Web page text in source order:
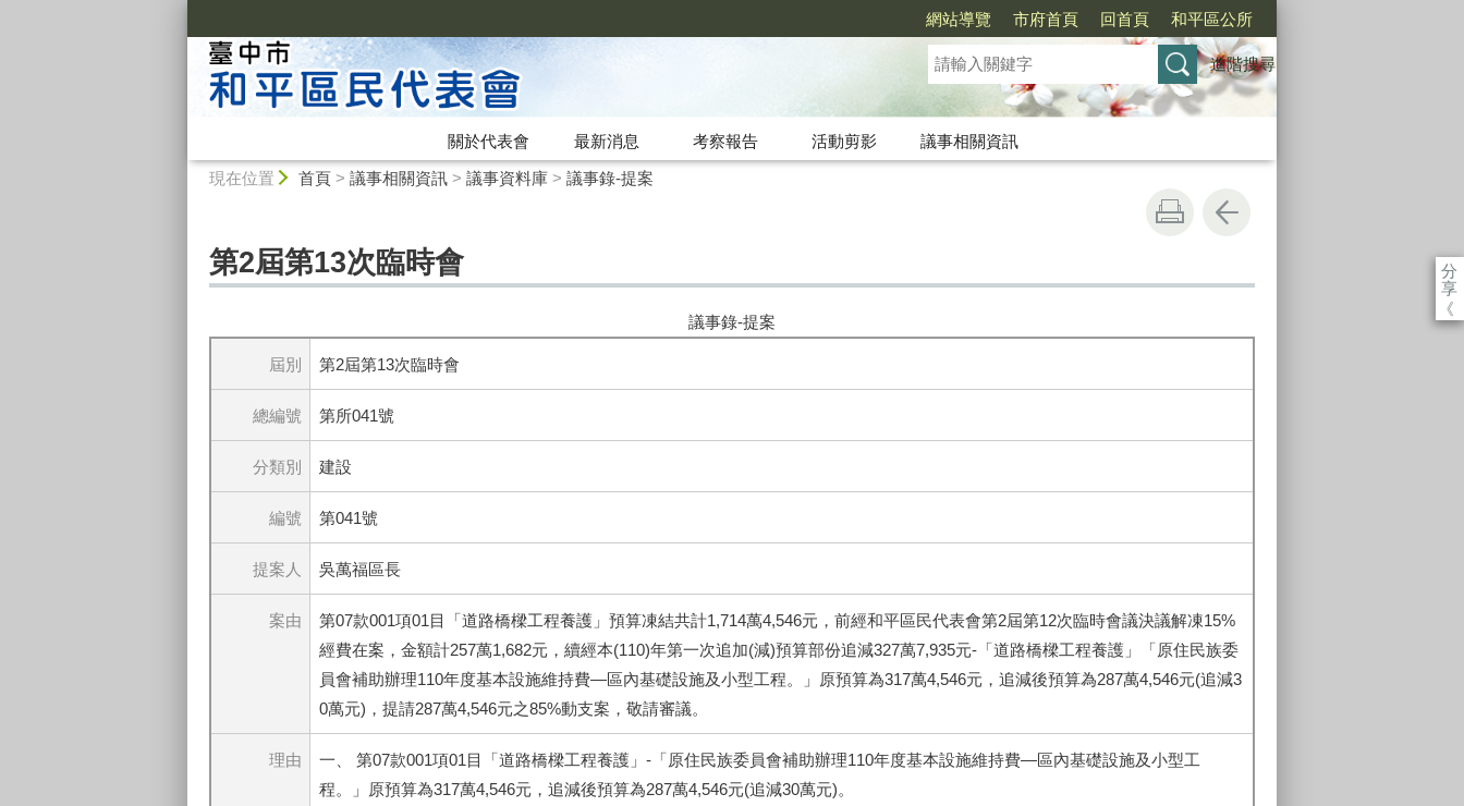
網站導覽 市府首頁 回首頁 和平區公所
進階搜尋
關於代表會 最新消息 考察報告 活動剪影
議事相關資訊
現在位置 首頁> 議事相關資訊> 議事資料庫> 議事錄-提案
分
享
《
第2屆第13次臨時會
議事錄-提案
屆別 第2屆第13次臨時會
總編號 第所041號
分類別 建設
編號 第041號
提案人 吳萬福區長
案由
第07款001項01目「道路橋樑工程養護」預算凍結共計1,714萬4,546元，前經和平區民代表會第2屆第12次臨時會議決議解凍15%
經費在案，金額計257萬1,682元，續經本(110)年第一次追加(減)預算部份追減327萬7,935元-「道路橋樑工程養護」「原住民族委
員會補助辦理110年度基本設施維持費—區內基礎設施及小型工程。」原預算為317萬4,546元，追減後預算為287萬4,546元(追減3
0萬元)，提請287萬4,546元之85%動支案，敬請審議。
理由
一、 第07款001項01目「道路橋樑工程養護」-「原住民族委員會補助辦理110年度基本設施維持費—區內基礎設施及小型工
程。」原預算為317萬4,546元，追減後預算為287萬4,546元(追減30萬元)。